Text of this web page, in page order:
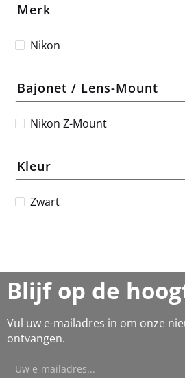
Merk
Nikon
Bajonet / Lens-Mount
Nikon Z-Mount
Kleur
Zwart
Blijf op de
Vul uw e-mailadres in om onze
ontvangen.